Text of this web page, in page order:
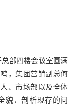
部四楼会议室圆满
，集团营销副总何
、市场部以及全体
貌，剖析现存的问